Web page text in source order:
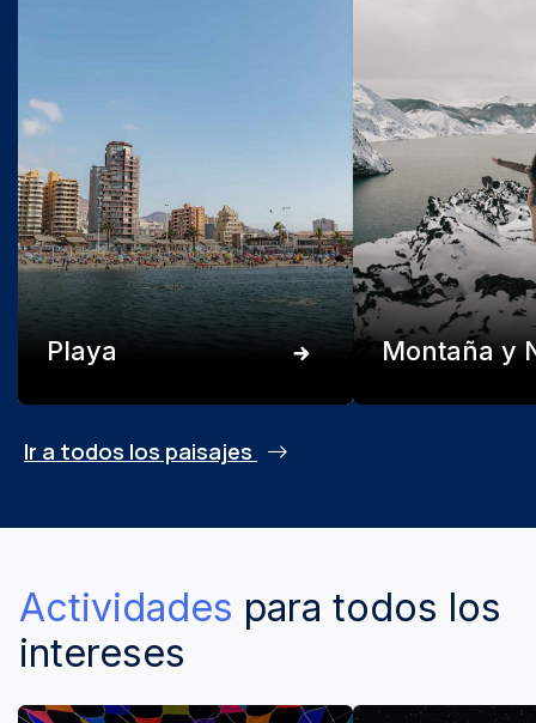
Playa Montaña y
Ir a todos los paisajes
Actividades para todos los
intereses